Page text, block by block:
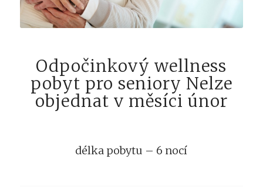
Odpočinkový wellness
pobyt pro seniory Nelze
objednat v měsíci únor
délka pobytu – 6 nocí